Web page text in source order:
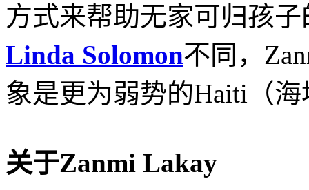
方式来帮助无家可归孩
Linda Solomon不同，
象是更为弱势的Haiti（
关于Zanmi Lakay